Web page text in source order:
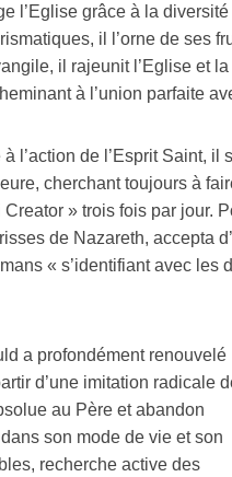
l’Eglise grâce à la
il l’orne de ses
il rajeunit l’Eglise et
à l’union parfaite
l’action de l’Esprit Saint, il
cherchant toujours à
» trois fois par jour.
de Nazareth, accepta
« s’identifiant avec les
a profondément renouvelé
d’une imitation radicale
au Père et abandon
son mode de vie et son
recherche active des